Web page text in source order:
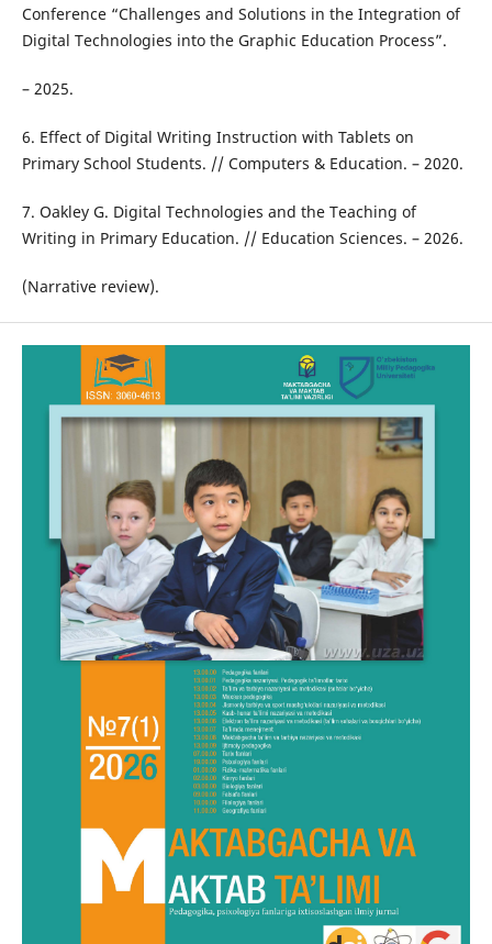
Conference “Challenges and Solutions in the Integration of
Digital Technologies into the Graphic Education Process”.
– 2025.
6. Effect of Digital Writing Instruction with Tablets on
Primary School Students. // Computers & Education. – 2020.
7. Oakley G. Digital Technologies and the Teaching of
Writing in Primary Education. // Education Sciences. – 2026.
(Narrative review).